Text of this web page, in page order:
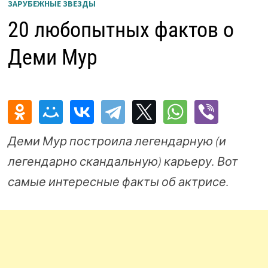
ЗАРУБЕЖНЫЕ ЗВЕЗДЫ
20 любопытных фактов о
Деми Мур
Деми Мур построила легендарную (и
легендарно скандальную) карьеру. Вот
самые интересные факты об актрисе.